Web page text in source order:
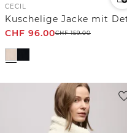
CECIL
CHF 96.00CHF159.00